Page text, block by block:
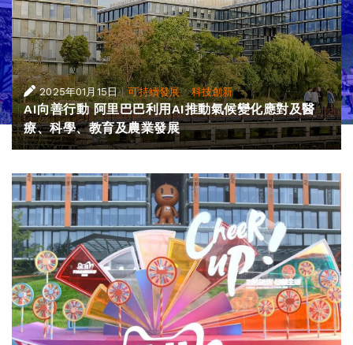
2025年01月15日 |可持續發展·科技創新
AI向善行動 阿里巴巴利用AI推動氣候變化應對及醫
療、科學、教育及農業發展